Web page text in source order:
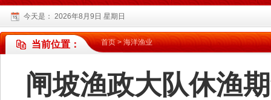
今天是： 2026年8月9日 星期日
当前位置： 首页>海洋渔业
闸坡渔政大队休渔